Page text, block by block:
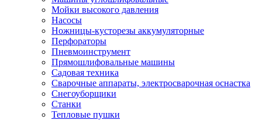
Мойки высокого давления
Насосы
Ножницы-кусторезы аккумуляторные
Перфораторы
Пневмоинструмент
Прямошлифовальные машины
Садовая техника
Сварочные аппараты, электросварочная оснастка
Снегоуборщики
Станки
Тепловые пушки